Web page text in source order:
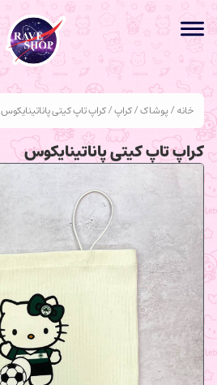
خانه/پوشاک/کراپ/ کراپ تاپ کیتی پاناتینایکوس
کراپ تاپ کیتی پاناتینایکوس